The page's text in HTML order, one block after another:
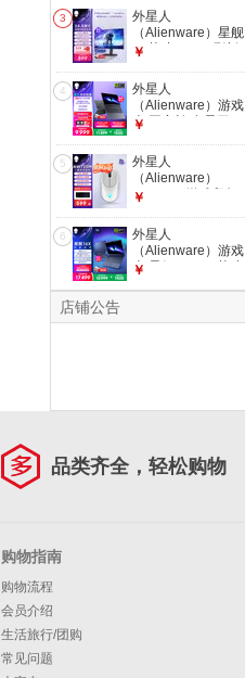
99%sRGB 400nits
旋转升降 硬件防蓝
光游戏高刷屏
AW2726DL
3
外星人
（Alienware）星舰
25英寸300Hz刷新
400nits 99%sRGB
旋转升降游戏高刷屏
AW2526HL
￥
4
外星人
（Alienware）游戏
本 国家补贴 星刃
260 高性能笔记本电
脑 5060显卡 16G
1T 165Hz R1761B
￥
5
外星人
（Alienware）
AW720M游戏鼠标
竞鼠标长续航磁力回
弹磁吸快充8键自定
义编程 七夕礼物白
色
￥
6
外星人
（Alienware）游戏
本 星舰16X 16英寸
￥
店铺公告
品类齐全，轻松购物
购物指南
购物流程
会员介绍
生活旅行/团购
常见问题